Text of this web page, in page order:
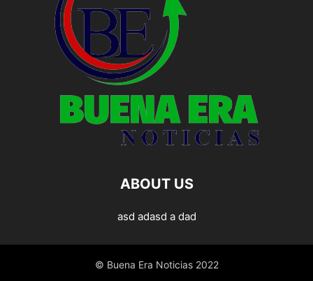
ABOUT US
asd adasd a dad
© Buena Era Noticias 2022